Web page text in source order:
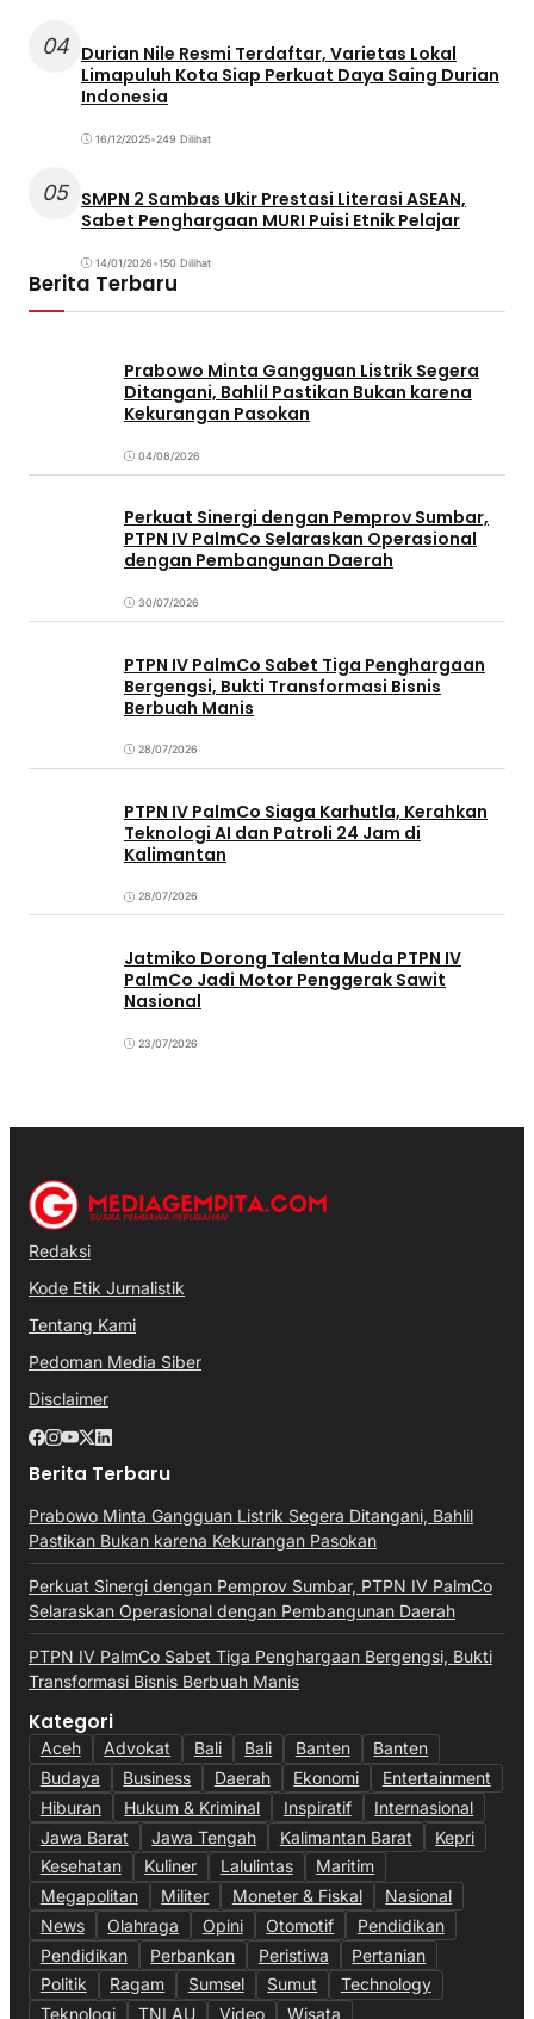
04 Durian Nile Resmi Terdaftar, Varietas Lokal
Limapuluh Kota Siap Perkuat Daya Saing Durian
Indonesia
16/12/2025•249 Dilihat
05 SMPN 2 Sambas Ukir Prestasi Literasi ASEAN,
Sabet Penghargaan MURI Puisi Etnik Pelajar
14/01/2026•150 Dilihat
Berita Terbaru
Prabowo Minta Gangguan Listrik Segera
Ditangani, Bahlil Pastikan Bukan karena
Kekurangan Pasokan
04/08/2026
Perkuat Sinergi dengan Pemprov Sumbar,
PTPN IV PalmCo Selaraskan Operasional
dengan Pembangunan Daerah
30/07/2026
PTPN IV PalmCo Sabet Tiga Penghargaan
Bergengsi, Bukti Transformasi Bisnis
Berbuah Manis
28/07/2026
PTPN IV PalmCo Siaga Karhutla, Kerahkan
Teknologi AI dan Patroli 24 Jam di
Kalimantan
28/07/2026
Jatmiko Dorong Talenta Muda PTPN IV
PalmCo Jadi Motor Penggerak Sawit
Nasional
23/07/2026
Redaksi
Kode Etik Jurnalistik
Tentang Kami
Pedoman Media Siber
Disclaimer
Berita Terbaru
Prabowo Minta Gangguan Listrik Segera Ditangani, Bahlil
Pastikan Bukan karena Kekurangan Pasokan
Perkuat Sinergi dengan Pemprov Sumbar, PTPN IV PalmCo
Selaraskan Operasional dengan Pembangunan Daerah
PTPN IV PalmCo Sabet Tiga Penghargaan Bergengsi, Bukti
Transformasi Bisnis Berbuah Manis
Kategori
Aceh Advokat Bali Bali Banten
Banten
Budaya
Business Daerah Ekonomi
Entertainment
Hiburan
Hukum & Kriminal Inspiratif
Internasional
Jawa Barat
Jawa Tengah Kalimantan Barat
Kepri
Kesehatan
Kuliner Lalulintas
Maritim
Megapolitan
Militer Moneter & Fiskal
Nasional
News
Olahraga Opini Otomotif
Pendidikan
Pendidikan
Perbankan Peristiwa
Pertanian
Politik
Ragam Sumsel Sumut
Technology
Teknologi
TNI AU Video Wisata